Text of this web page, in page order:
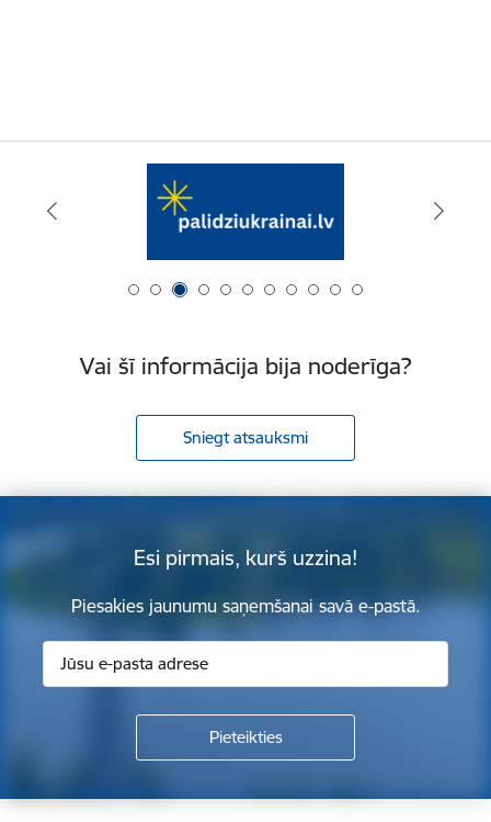
Vai šī informācija bija noderīga?
Sniegt atsauksmi
Esi pirmais, kurš uzzina!
Piesakies jaunumu saņemšanai savā e-pastā.
Kājene